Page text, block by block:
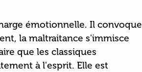
émotionnelle. Il convoque
la maltraitance s'immisce
que les classiques
à l'esprit. Elle est